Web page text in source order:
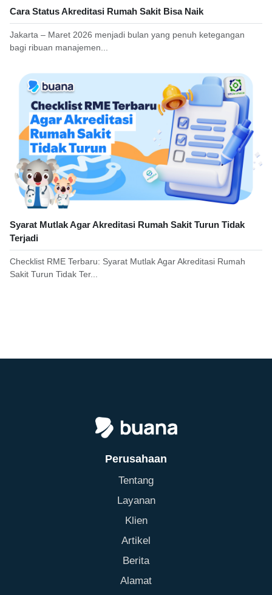
Cara Status Akreditasi Rumah Sakit Bisa Naik
Jakarta – Maret 2026 menjadi bulan yang penuh ketegangan
bagi ribuan manajemen...
Syarat Mutlak Agar Akreditasi Rumah Sakit Turun Tidak
Terjadi
Checklist RME Terbaru: Syarat Mutlak Agar Akreditasi Rumah
Sakit Turun Tidak Ter...
Perusahaan
Tentang
Layanan
Klien
Artikel
Berita
Alamat